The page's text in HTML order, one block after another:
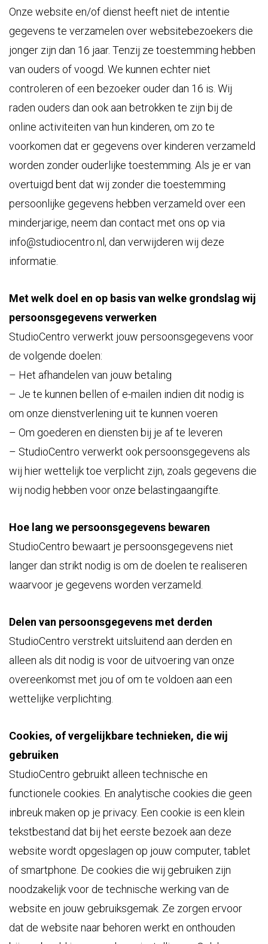
Onze website en/of dienst heeft niet de intentie
gegevens te verzamelen over websitebezoekers die
jonger zijn dan 16 jaar. Tenzij ze toestemming hebben
van ouders of voogd. We kunnen echter niet
controleren of een bezoeker ouder dan 16 is. Wij
raden ouders dan ook aan betrokken te zijn bij de
online activiteiten van hun kinderen, om zo te
voorkomen dat er gegevens over kinderen verzameld
worden zonder ouderlijke toestemming. Als je er van
overtuigd bent dat wij zonder die toestemming
persoonlijke gegevens hebben verzameld over een
minderjarige, neem dan contact met ons op via
info@studiocentro.nl, dan verwijderen wij deze
informatie.
Met welk doel en op basis van welke grondslag wij
persoonsgegevens verwerken
StudioCentro verwerkt jouw persoonsgegevens voor
de volgende doelen:
– Het afhandelen van jouw betaling
– Je te kunnen bellen of e-mailen indien dit nodig is
om onze dienstverlening uit te kunnen voeren
– Om goederen en diensten bij je af te leveren
– StudioCentro verwerkt ook persoonsgegevens als
wij hier wettelijk toe verplicht zijn, zoals gegevens die
wij nodig hebben voor onze belastingaangifte.
Hoe lang we persoonsgegevens bewaren
StudioCentro bewaart je persoonsgegevens niet
langer dan strikt nodig is om de doelen te realiseren
waarvoor je gegevens worden verzameld.
Delen van persoonsgegevens met derden
StudioCentro verstrekt uitsluitend aan derden en
alleen als dit nodig is voor de uitvoering van onze
overeenkomst met jou of om te voldoen aan een
wettelijke verplichting.
Cookies, of vergelijkbare technieken, die wij
gebruiken
StudioCentro gebruikt alleen technische en
functionele cookies. En analytische cookies die geen
inbreuk maken op je privacy. Een cookie is een klein
tekstbestand dat bij het eerste bezoek aan deze
website wordt opgeslagen op jouw computer, tablet
of smartphone. De cookies die wij gebruiken zijn
noodzakelijk voor de technische werking van de
website en jouw gebruiksgemak. Ze zorgen ervoor
dat de website naar behoren werkt en onthouden